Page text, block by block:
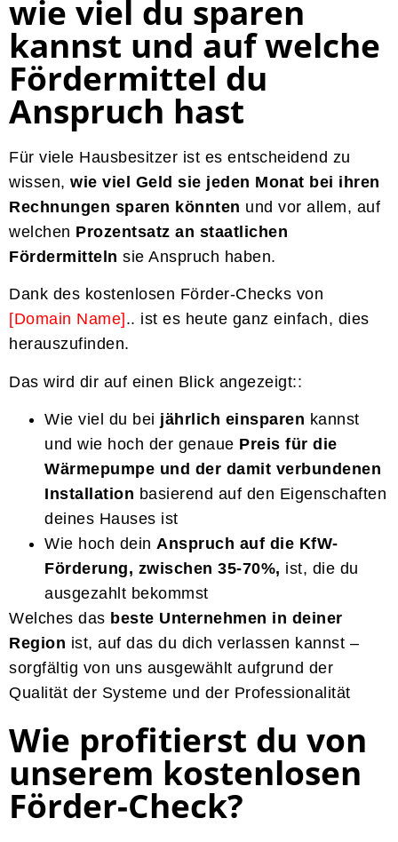
wie viel du sparen
kannst und auf welche
Fördermittel du
Anspruch hast
Für viele Hausbesitzer ist es entscheidend zu
wissen, wie viel Geld sie jeden Monat bei ihren
Rechnungen sparen könnten und vor allem, auf
welchen Prozentsatz an staatlichen
Fördermitteln sie Anspruch haben.
Dank des kostenlosen Förder-Checks von
[Domain Name] .. ist es heute ganz einfach, dies
herauszufinden.
Das wird dir auf einen Blick angezeigt::
Wie viel du bei jährlich einsparen kannst
und wie hoch der genaue Preis für die
Wärmepumpe und der damit verbundenen
Installation basierend auf den Eigenschaften
deines Hauses ist
Wie hoch dein Anspruch auf die KfW-
Förderung, zwischen 35-70%, ist, die du
ausgezahlt bekommst
Welches das beste Unternehmen in deiner
Region ist, auf das du dich verlassen kannst –
sorgfältig von uns ausgewählt aufgrund der
Qualität der Systeme und der Professionalität
Wie profitierst du von
unserem kostenlosen
Förder-Check?